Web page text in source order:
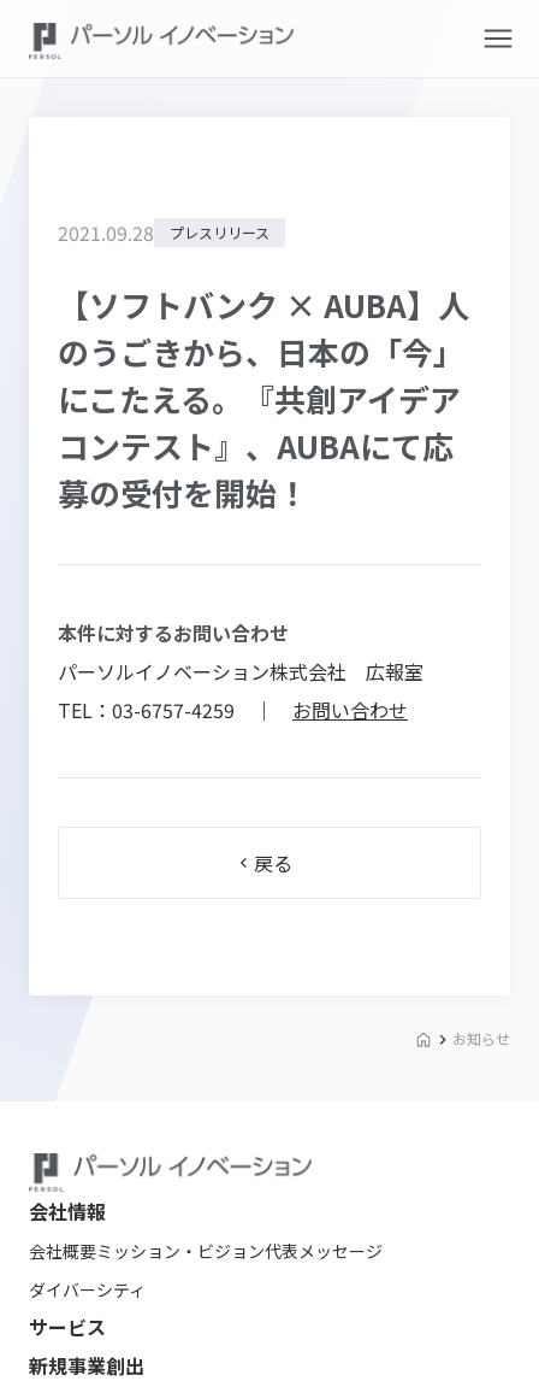
2021.09.28 プレスリリース
【ソフトバンク × AUBA】人
のうごきから、日本の「今」
にこたえる。『共創アイデア
コンテスト』、AUBAにて応
募の受付を開始！
本件に対するお問い合わせ
パーソルイノベーション株式会社 広報室
TEL：03-6757-4259 ｜ お問い合わせ
戻る
お知らせ
会社情報
会社概要ミッション・ビジョン代表メッセージ
ダイバーシティ
サービス
新規事業創出